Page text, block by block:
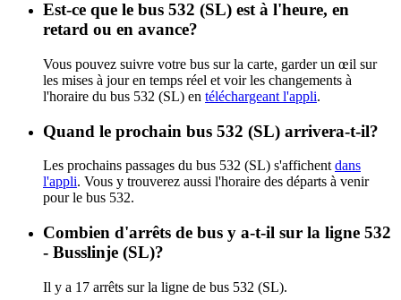
Est-ce que le bus 532 (SL) est à l'heure, en
retard ou en avance?
Vous pouvez suivre votre bus sur la carte, garder un œil sur
les mises à jour en temps réel et voir les changements à
l'horaire du bus 532 (SL) en téléchargeant l'appli.
Quand le prochain bus 532 (SL) arrivera-t-il?
Les prochains passages du bus 532 (SL) s'affichent dans
l'appli. Vous y trouverez aussi l'horaire des départs à venir
pour le bus 532.
Combien d'arrêts de bus y a-t-il sur la ligne 532
- Busslinje (SL)?
Il y a 17 arrêts sur la ligne de bus 532 (SL).